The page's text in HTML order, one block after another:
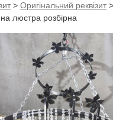
> Оригінальний реквізит >
люстра розбірна